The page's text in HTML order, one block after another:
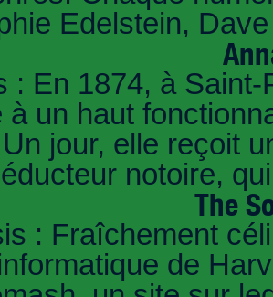
Edelstein,
: En 1874, à
à un haut
jour, elle reçoit
notoire,
The
: Fraîchement
de